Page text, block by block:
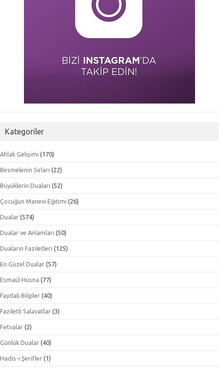
Kategoriler
Ahlak Gelişimi (170)
Besmelenin Sırları (22)
Büyüklerin Duaları (52)
Çocuğun Manevi Eğitimi (26)
Dualar (574)
Dualar ve Anlamları (50)
Duaların Faziletleri (125)
En Güzel Dualar (57)
Esmaül Hüsna (77)
Faydalı Bilgiler (40)
Faziletli Salavatlar (3)
Fetvalar (2)
Günlük Dualar (40)
Hadis-i Şerifler (1)